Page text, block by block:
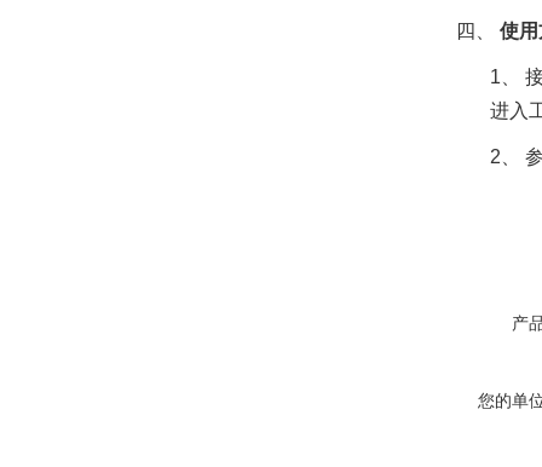
四、 使
1、
进入
2、
产
您的单